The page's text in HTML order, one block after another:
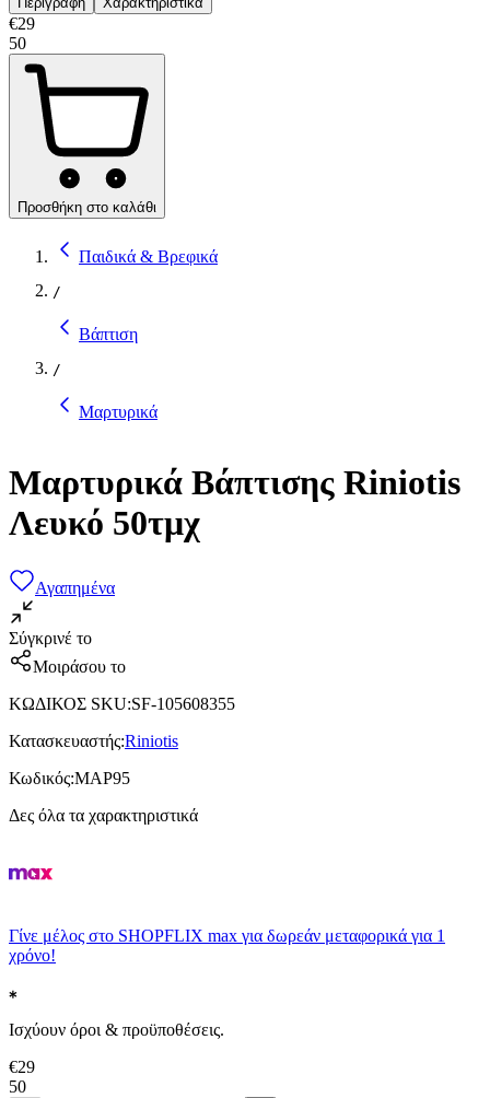
€29
50
Προσθήκη στο καλάθι
Παιδικά & Βρεφικά
/
Βάπτιση
/
Μαρτυρικά
Μαρτυρικά Βάπτισης Riniotis
Λευκό 50τμχ
Αγαπημένα
Σύγκρινέ το
Μοιράσου το
ΚΩΔΙΚΟΣ SKU:SF-105608355
Κατασκευαστής:Riniotis
Κωδικός:ΜΑΡ95
Δες όλα τα χαρακτηριστικά
Γίνε μέλος στο SHOPFLIX max για δωρεάν μεταφορικά για 1
χρόνο!
Ισχύουν όροι & προϋποθέσεις.
€29
50